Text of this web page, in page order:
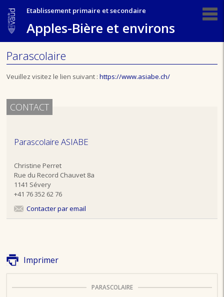
Etablissement primaire et secondaire
Apples-Bière et environs
Parascolaire
Veuillez visitez le lien suivant :https://www.asiabe.ch/
CONTACT
Parascolaire ASIABE
Christine Perret
Rue du Record Chauvet 8a
1141 Sévery
+41 76 352 62 76
Contacter par email
Imprimer
PARASCOLAIRE